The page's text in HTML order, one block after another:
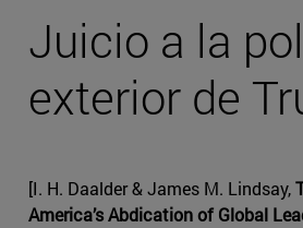
Juicio a la
exterior de
[I. H. Daalder & James M. Lindsay,
America’s Abdication of Global